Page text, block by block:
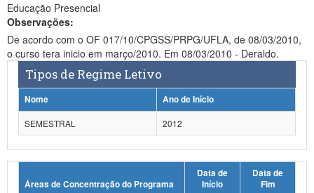
Ministério do Desenvolvimento Regional
Ministério da Mulher, da Família e dos Direitos Humanos
Secretaria-Geral
Gabinete de Segurança Institucional
Advocacia-Geral da União
Educação Presencial
Observações:
De acordo com o OF 017/10/CPGSS/PRPG/UFLA, de 08/03/2010,
o curso tera inicio em março/2010. Em 08/03/2010 - Deraldo.
Tipos de Regime Letivo
Nome
Ano de Início
SEMESTRAL
2012
Áreas de Concentração do Programa
Data de
Início
Data de
Fim